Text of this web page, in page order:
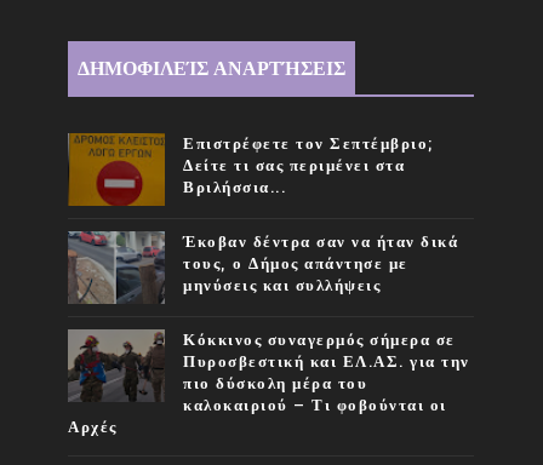
ΔΗΜΟΦΙΛΕΊΣ ΑΝΑΡΤΉΣΕΙΣ
Επιστρέφετε τον Σεπτέμβριο;
Δείτε τι σας περιμένει στα
Βριλήσσια...
Έκοβαν δέντρα σαν να ήταν δικά
τους, ο Δήμος απάντησε με
μηνύσεις και συλλήψεις
Κόκκινος συναγερμός σήμερα σε
Πυροσβεστική και ΕΛ.ΑΣ. για την
πιο δύσκολη μέρα του
καλοκαιριού – Τι φοβούνται οι
Αρχές